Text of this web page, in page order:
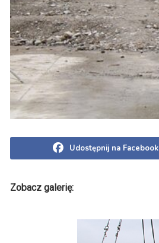
Udostępnij na Facebook
Zobacz galerię: